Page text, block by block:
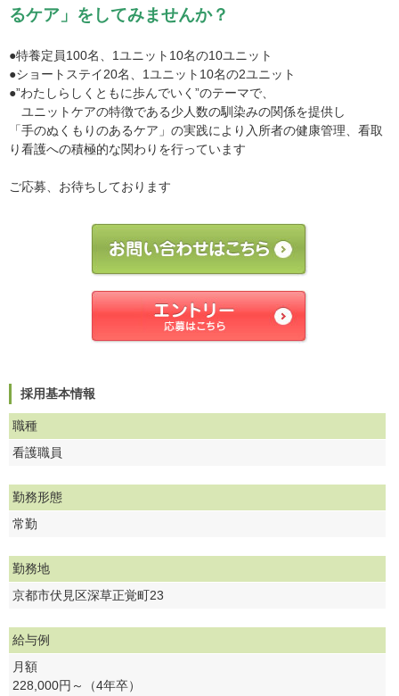
るケア」をしてみませんか？
●特養定員100名、1ユニット10名の10ユニット
●ショートステイ20名、1ユニット10名の2ユニット
●”わたしらしくともに歩んでいく”のテーマで、
ユニットケアの特徴である少人数の馴染みの関係を提供し
「手のぬくもりのあるケア」の実践により入所者の健康管理、看取
り看護への積極的な関わりを行っています
ご応募、お待ちしております
採用基本情報
職種
看護職員
勤務形態
常勤
勤務地
京都市伏見区深草正覚町23
給与例
月額
228,000円～（4年卒）